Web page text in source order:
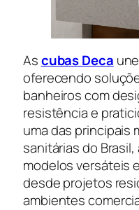
Ascubas Deca
oferecendo
banheiros com
resistência e
uma das principais
sanitárias do
modelos versáteis
desde projetos
ambientes